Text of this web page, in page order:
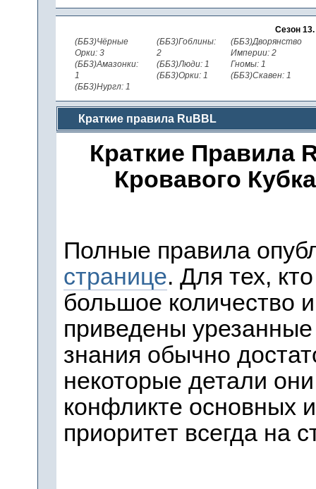
Сезон 13.
(ББ3)Чёрные
Орки: 3
(ББ3)Амазонки:
1
(ББ3)Нургл: 1
(ББ3)Гоблины:
2
(ББ3)Люди: 1
(ББ3)Орки: 1
(ББ3)Дворянство
Империи: 2
Гномы: 1
(ББ3)Скавен: 1
Краткие правила RuBBL
Краткие Правила
Кровавого
Полные правила
странице. Для тех,
большое количество
приведены
знания обычно
некоторые детали
конфликте основных
приоритет всегда на